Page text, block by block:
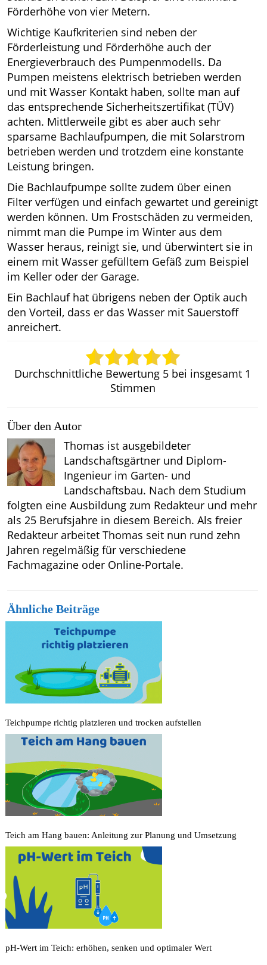
Förderhöhe von vier Metern.
Wichtige Kaufkriterien sind neben der
Förderleistung und Förderhöhe auch der
Energieverbrauch des Pumpenmodells. Da
Pumpen meistens elektrisch betrieben werden
und mit Wasser Kontakt haben, sollte man auf
das entsprechende Sicherheitszertifikat (TÜV)
achten. Mittlerweile gibt es aber auch sehr
sparsame Bachlaufpumpen, die mit Solarstrom
betrieben werden und trotzdem eine konstante
Leistung bringen.
Die Bachlaufpumpe sollte zudem über einen
Filter verfügen und einfach gewartet und gereinigt
werden können. Um Frostschäden zu vermeiden,
nimmt man die Pumpe im Winter aus dem
Wasser heraus, reinigt sie, und überwintert sie in
einem mit Wasser gefülltem Gefäß zum Beispiel
im Keller oder der Garage.
Ein Bachlauf hat übrigens neben der Optik auch
den Vorteil, dass er das Wasser mit Sauerstoff
anreichert.
Durchschnittliche Bewertung 5 bei insgesamt 1
Stimmen
Über den Autor
Thomas ist ausgebildeter
Landschaftsgärtner und Diplom-
Ingenieur im Garten- und
Landschaftsbau. Nach dem Studium
folgten eine Ausbildung zum Redakteur und mehr
als 25 Berufsjahre in diesem Bereich. Als freier
Redakteur arbeitet Thomas seit nun rund zehn
Jahren regelmäßig für verschiedene
Fachmagazine oder Online-Portale.
Ähnliche Beiträge
Teichpumpe richtig platzieren und trocken aufstellen
Teich am Hang bauen: Anleitung zur Planung und Umsetzung
pH-Wert im Teich: erhöhen, senken und optimaler Wert